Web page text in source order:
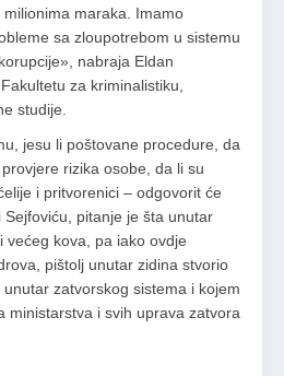
maraka. Imamo
sa zloupotrebom u sistemu
nabraja Eldan
za kriminalistiku,
studije.
jesu li poštovane procedure, da
rizika osobe, da li su
i pritvorenici – odgovorit će
pitanje je šta unutar
većeg kova, pa iako ovdje
pištolj unutar zidina stvorio
zatvorskog sistema i kojem
ministarstva i svih uprava zatvora